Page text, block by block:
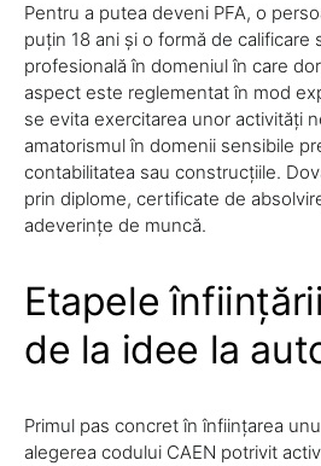
Pentru a putea deveni PFA, o
puțin 18 ani și o formă de calificare
profesională în domeniul în care
aspect este reglementat în mod
se evita exercitarea unor activități
amatorismul în domenii sensibile
contabilitatea sau construcțiile.
prin diplome, certificate de
adeverințe de muncă.
Etapele
de la idee la
Primul pas concret în înființarea
alegerea codului CAEN potrivit